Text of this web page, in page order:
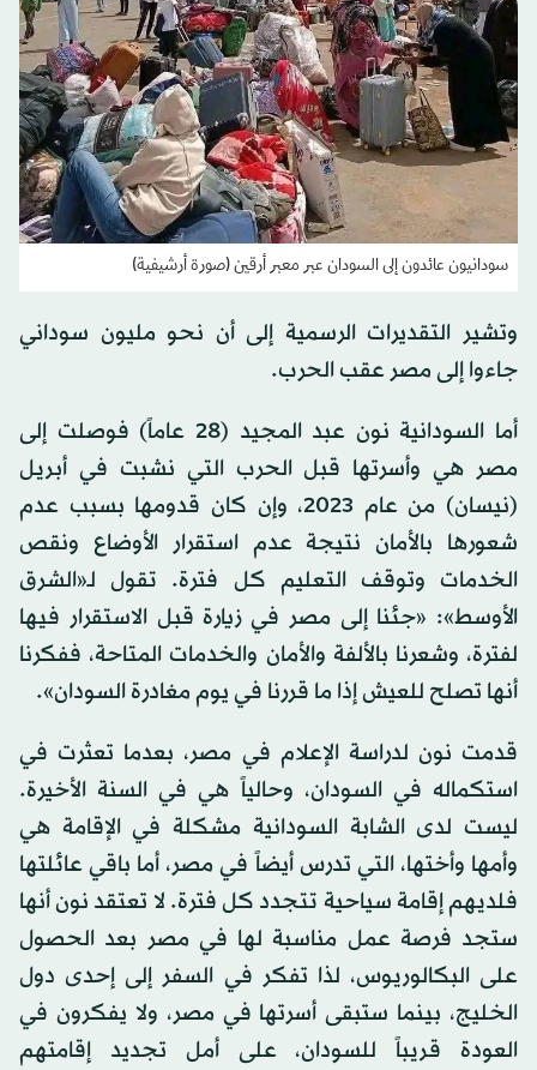
سودانيون عائدون إلى السودان عبر معبر أرقين (صورة أرشيفية)
وتشير التقديرات الرسمية إلى أن نحو مليون سوداني
جاءوا إلى مصر عقب الحرب.
أما السودانية نون عبد المجيد (28 عاماً) فوصلت إلى
مصر هي وأسرتها قبل الحرب التي نشبت في أبريل
(نيسان) من عام 2023، وإن كان قدومها بسبب عدم
شعورها بالأمان نتيجة عدم استقرار الأوضاع ونقص
الخدمات وتوقف التعليم كل فترة. تقول لـ«الشرق
الأوسط»: «جئنا إلى مصر في زيارة قبل الاستقرار فيها
لفترة، وشعرنا بالألفة والأمان والخدمات المتاحة، ففكرنا
أنها تصلح للعيش إذا ما قررنا في يوم مغادرة السودان».
قدمت نون لدراسة الإعلام في مصر، بعدما تعثرت في
استكماله في السودان، وحالياً هي في السنة الأخيرة.
ليست لدى الشابة السودانية مشكلة في الإقامة هي
وأمها وأختها، التي تدرس أيضاً في مصر، أما باقي عائلتها
فلديهم إقامة سياحية تتجدد كل فترة. لا تعتقد نون أنها
ستجد فرصة عمل مناسبة لها في مصر بعد الحصول
على البكالوريوس، لذا تفكر في السفر إلى إحدى دول
الخليج، بينما ستبقى أسرتها في مصر، ولا يفكرون في
العودة قريباً للسودان، على أمل تجديد إقامتهم